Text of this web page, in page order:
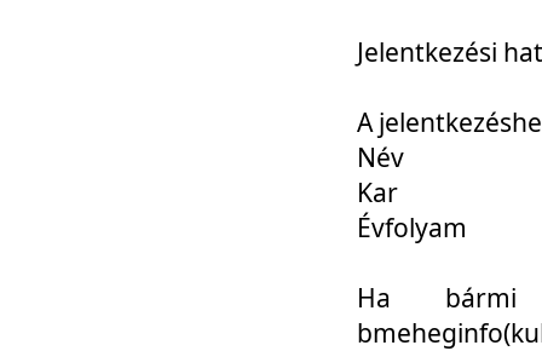
Jelentkezési
A
Név
Kar
Évfolyam
Ha